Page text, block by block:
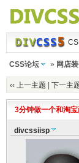
CSS论坛 » 网店
‹‹ 上一主题 下一主
3分钟做一个和淘
divcssiisp